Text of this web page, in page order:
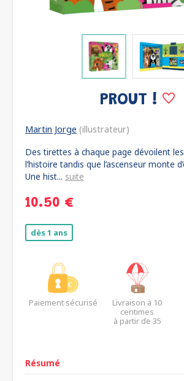
PROUT !
Martin Jorge (illustrateur)
Des tirettes à chaque page dévoilent
l’histoire tandis que l’ascenseur monte
Une hist... suite
10.50 €
dès 1 ans
Paiement sécurisé
Livraison à 10
centimes
à partir de 35
Résumé